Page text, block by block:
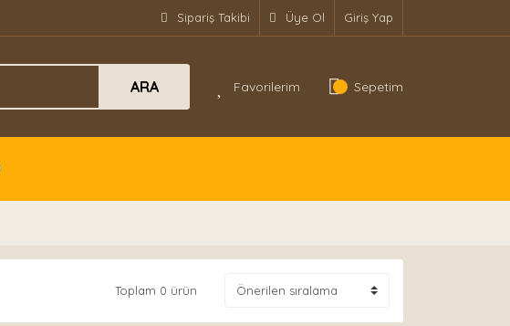
Sipariş Takibi Üye Ol Giriş Yap
ARA Favorilerim Sepetim
Toplam 0 ürün